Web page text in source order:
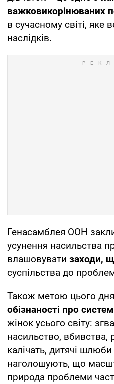
важковикорінюваних
в сучасному світі, яке
наслідків.
Генасамблея ООН
усунення насильства
влашовувати заходи,
суспільства до
Також метою цього
обізнаності про
жінок усього світу:
насильство, вбивства,
калічать, дитячі
наголошують, що
природа проблеми